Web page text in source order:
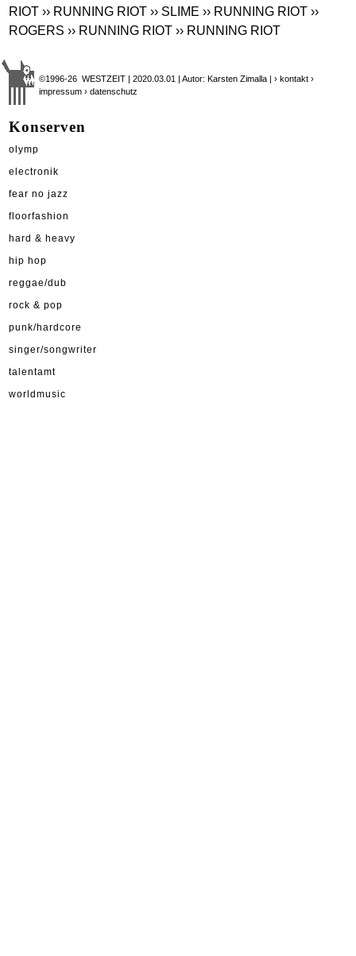
RIOT ›› RUNNING RIOT ›› SLIME ›› RUNNING RIOT ››
ROGERS ›› RUNNING RIOT ›› RUNNING RIOT
©1996-26 WESTZEIT | 2020.03.01 | Autor: Karsten Zimalla |› kontakt ›
impressum › datenschutz
Konserven
olymp
electronik
fear no jazz
floorfashion
hard & heavy
hip hop
reggae/dub
rock & pop
punk/hardcore
singer/songwriter
talentamt
worldmusic